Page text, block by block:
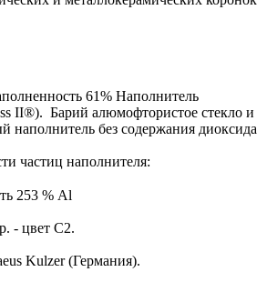
61% Наполнитель
II®). Барий алюмофтористое стекло и
наполнитель без содержания диоксида
частиц наполнителя:
253 % Al
- цвет C2.
Kulzer (Германия).